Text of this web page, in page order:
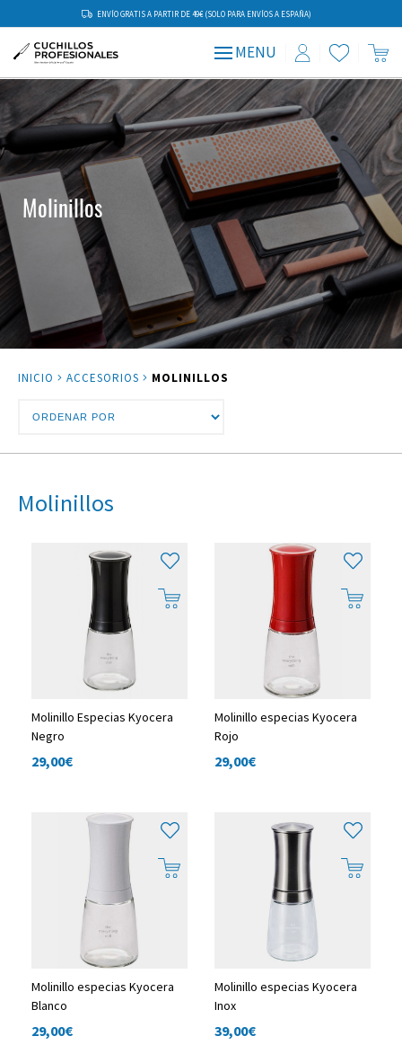
ENVÍO GRATIS A PARTIR DE 49€ (SOLO PARA ENVÍOS A ESPAÑA)
MENU
Molinillos
INICIO ACCESORIOS MOLINILLOS
Molinillos
Molinillo Especias Kyocera
Negro
29,00€
Molinillo especias Kyocera
Rojo
29,00€
Molinillo especias Kyocera
Blanco
29,00€
Molinillo especias Kyocera
Inox
39,00€